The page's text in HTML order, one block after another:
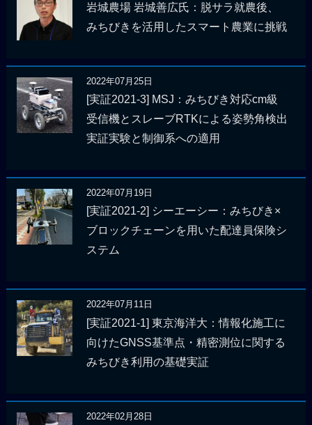
岩城農場 岩城善広氏：脱サラ就農後、
みちびきを活用したスマート農業に挑戦
2022年07月25日
[実証2021-3] MSJ：みちびき対応cm級
受信機とスレーブRTKによる姿勢角検出
実証実験と制御系への適用
2022年07月19日
[実証2021-2] シーエーシー：みちびき×
ブロックチェーンを用いた配達員保険シ
ステム
2022年07月11日
[実証2021-1] 東京海洋大：情報化施工に
向けたGNSS基準点・精密測位に関する
みちびき利用の基礎実証
2022年02月28日